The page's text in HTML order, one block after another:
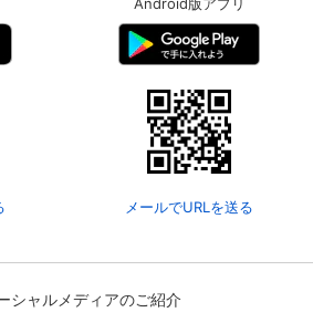
メールでURLを送る
シャルメディアのご紹介